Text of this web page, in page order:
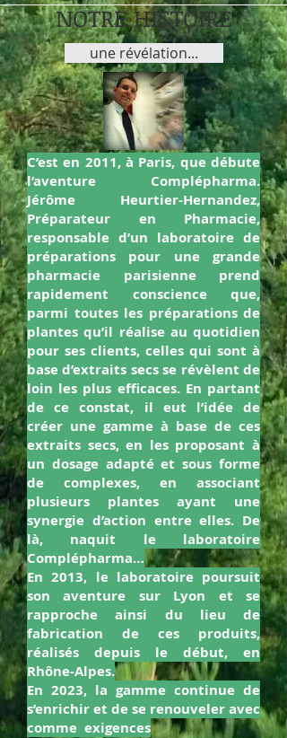
NOTRE HISTOIRE
une révélation...
Jérôme Heurtier-Hernandez
Co-fondateur de Complépharma
Préparateur en pharmacie
D.I.U. de Phytothérapie et
Aromathérapie
C’est en 2011, à Paris, que débute
l’aventure Complépharma.
Jérôme Heurtier-Hernandez,
Préparateur en Pharmacie,
responsable d’un laboratoire de
préparations pour une grande
pharmacie parisienne prend
rapidement conscience que,
parmi toutes les préparations de
plantes qu’il réalise au quotidien
pour ses clients, celles qui sont à
base d’extraits secs se révèlent de
loin les plus efficaces. En partant
de ce constat, il eut l’idée de
créer une gamme à base de ces
extraits secs, en les proposant à
un dosage adapté et sous forme
de complexes, en associant
plusieurs plantes ayant une
synergie d’action entre elles. De
là, naquit le laboratoire
Complépharma…
En 2013, le laboratoire poursuit
son aventure sur Lyon et se
rapproche ainsi du lieu de
fabrication de ces produits,
réalisés depuis le début, en
Rhône-Alpes.
En 2023, la gamme continue de
s’enrichir et de se renouveler avec
comme exigences